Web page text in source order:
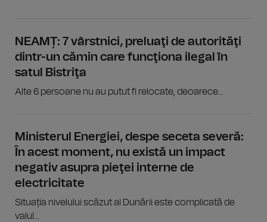
NEAMȚ: 7 vârstnici, preluaţi de autorităţi
dintr-un cămin care funcţiona ilegal în
satul Bistriţa
Alte 6 persoane nu au putut fi relocate, deoarece...
Ministerul Energiei, despe seceta severă:
În acest moment, nu există un impact
negativ asupra pieţei interne de
electricitate
Situația nivelului scăzut al Dunării este complicată de
valul...